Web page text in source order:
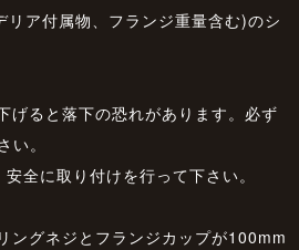
ア付属物、フランジ重量含む)のシ
げると落下の恐れがあります。必ず
い。
全に取り付けを行って下さい。
ングネジとフランジカップが100mm